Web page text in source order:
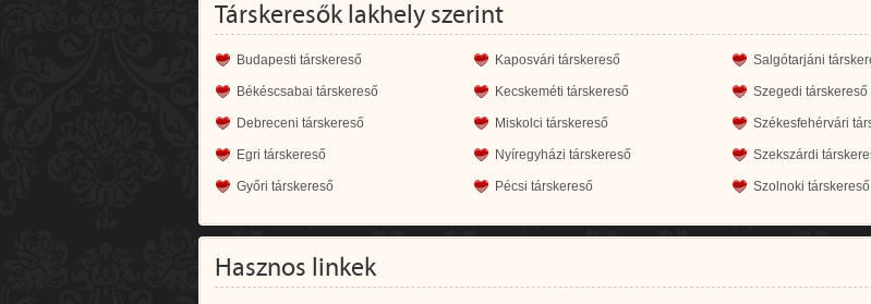
Társkeresők lakhely szerint
Budapesti társkereső Kaposvári társkereső Salgótarjáni
Békéscsabai társkereső Kecskeméti társkereső Szegedi társkereső
Debreceni társkereső Miskolci társkereső Székesfehérvári
Egri társkereső Nyíregyházi társkereső Szekszárdi
Győri társkereső Pécsi társkereső Szolnoki társkereső
Hasznos linkek